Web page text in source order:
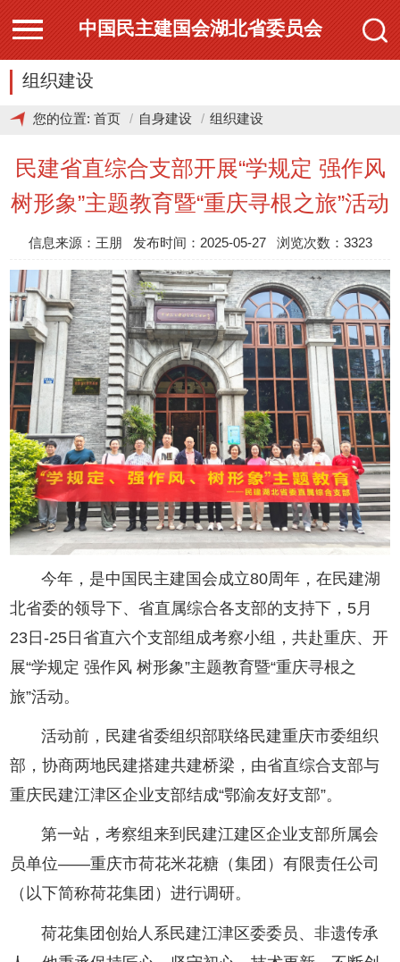
中国民主建国会湖北省委员会
组织建设
您的位置: 首页 自身建设 组织建设
民建省直综合支部开展“学规定 强作风
树形象”主题教育暨“重庆寻根之旅”活动
信息来源：王朋 发布时间：2025-05-27 浏览次数：3323
今年，是中国民主建国会成立80周年，在民建湖
北省委的领导下、省直属综合各支部的支持下，5月
23日-25日省直六个支部组成考察小组，共赴重庆、开
展“学规定 强作风 树形象”主题教育暨“重庆寻根之
旅”活动。
活动前，民建省委组织部联络‌民建重庆市委组织
部，协商两地民建搭建共建桥梁，由省直综合支部与
重庆民建江津区企业支部结成“鄂渝友好支部”。
第一站，考察组来到民建江建区企业支部所属会
员单位——重庆市荷花米花糖（集团）有限责任公司
（以下简称荷花集团）进行调研。
荷花集团创始人系民建江津区委委员、非遗传承